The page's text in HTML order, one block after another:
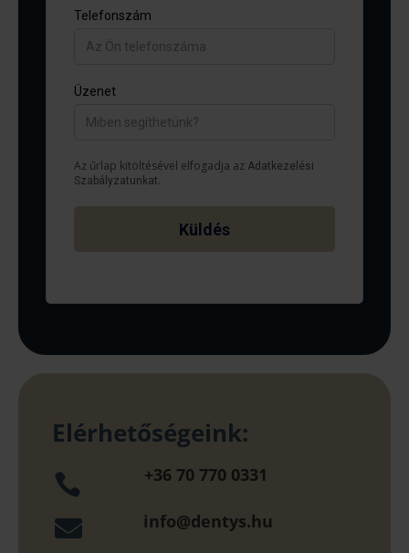
Elérhetőségeink:
 +36 70 770 0331
 info@dentys.hu